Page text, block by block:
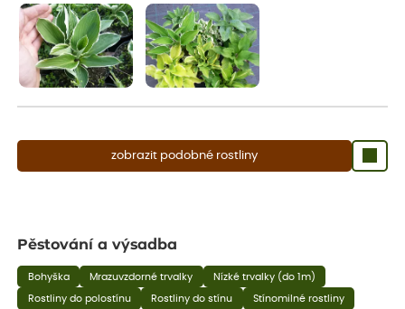
zobrazit podobné rostliny
Pěstování a výsadba
Bohyška Mrazuvzdorné trvalky Nízké trvalky (do 1m)
Rostliny do polostínu Rostliny do stínu Stínomilné rostliny